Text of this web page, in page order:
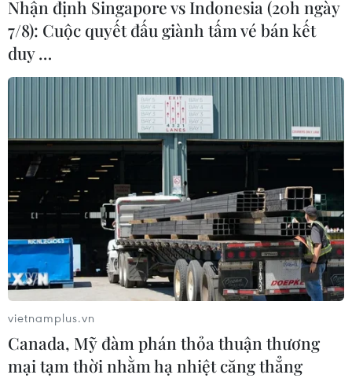
Nhận định Singapore vs Indonesia (20h ngày
7/8): Cuộc quyết đấu giành tấm vé bán kết
duy …
vietnamplus.vn
Canada, Mỹ đàm phán thỏa thuận thương
mại tạm thời nhằm hạ nhiệt căng thẳng